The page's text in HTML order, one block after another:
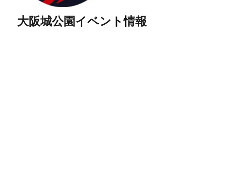
大阪城公園イベント情報